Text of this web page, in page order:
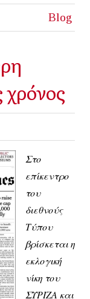
Blog
χρόνος
Στο
επίκεντρο
του
διεθνούς
Τύπου
βρίσκεται η
εκλογική
νίκη του
ΣΥΡΙΖΑ και